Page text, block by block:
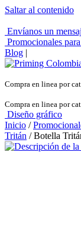
Saltar al contenido
Envíanos un
Promocionales
Blog |
Compra en linea por
Compra en linea por
Diseño gráfico
Inicio /
Tritán / Botella